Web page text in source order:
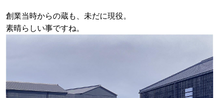
創業当時からの蔵も、未だに現役。
素晴らしい事ですね。